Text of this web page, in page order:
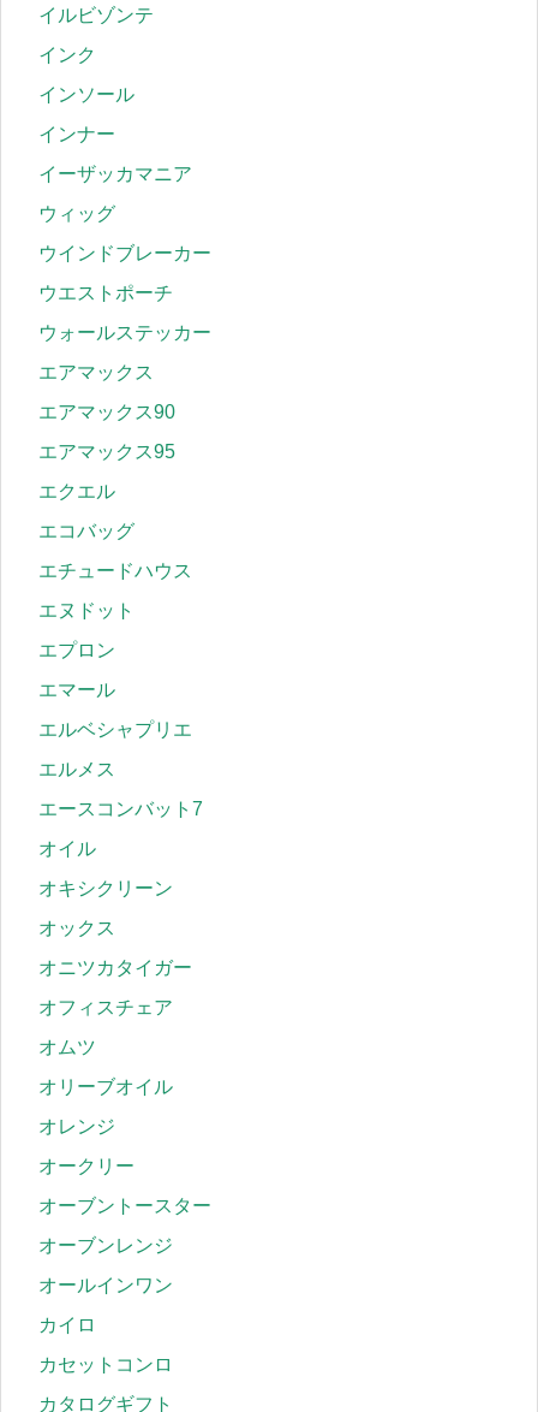
イルビゾンテ
インク
インソール
インナー
イーザッカマニア
ウィッグ
ウインドブレーカー
ウエストポーチ
ウォールステッカー
エアマックス
エアマックス90
エアマックス95
エクエル
エコバッグ
エチュードハウス
エヌドット
エプロン
エマール
エルベシャプリエ
エルメス
エースコンバット7
オイル
オキシクリーン
オックス
オニツカタイガー
オフィスチェア
オムツ
オリーブオイル
オレンジ
オークリー
オーブントースター
オーブンレンジ
オールインワン
カイロ
カセットコンロ
カタログギフト